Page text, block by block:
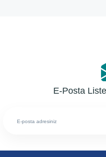
E-Posta